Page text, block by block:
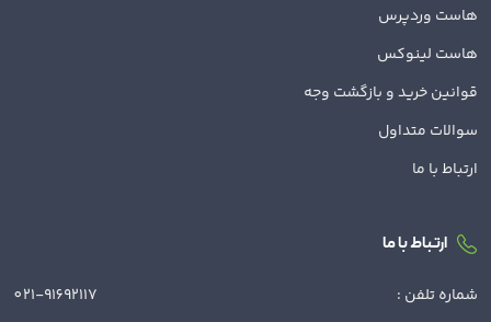
هاست وردپرس
هاست لینوکس
قوانین خرید و بازگشت وجه
سوالات متداول
ارتباط با ما
ارتباط با ما
شماره تلفن : 021-91692117